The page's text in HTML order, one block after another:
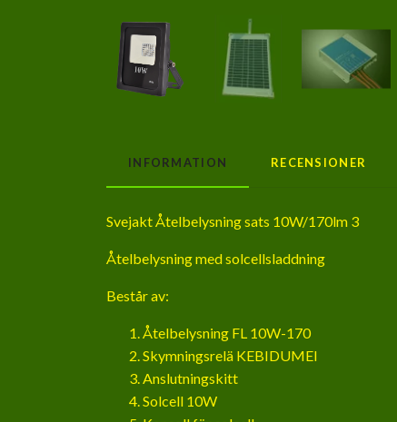
INFORMATION RECENSIONER
Svejakt Åtelbelysning sats 10W/170lm 3
Åtelbelysning med solcellsladdning
Består av:
Åtelbelysning FL 10W-170
Skymningsrelä KEBIDUMEI
Anslutningskitt
Solcell 10W